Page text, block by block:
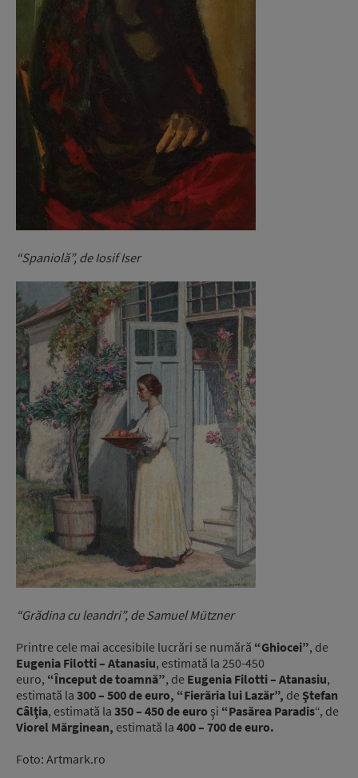
“Spaniolă”, de Iosif Iser
“Grădina cu leandri”, de Samuel Mützner
Printre cele mai accesibile lucrări se numără “Ghiocei”, de
Eugenia Filotti – Atanasiu, estimată la 250-450
euro, “Început de toamnă”, de Eugenia Filotti – Atanasiu,
estimată la 300 – 500 de euro, “Fierăria lui Lazăr”, de Ştefan
Câlţia, estimată la 350 – 450 de euro şi “Pasărea Paradis“, de
Viorel Mărginean, estimată la 400 – 700 de euro.
Foto: Artmark.ro